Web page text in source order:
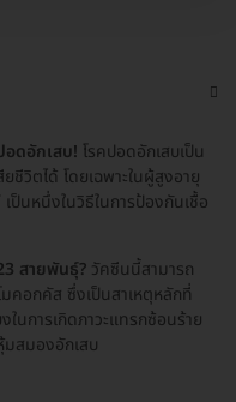
ดอักเสบ! โรคปอดอักเสบเป็น
ชีวิตได้ โดยเฉพาะในผู้สูงอายุ
ป็นหนึ่งในวิธีในการป้องกันเชื้อ
สายพันธุ์? วัคซีนนี้สามารถ
คอกคัส ซึ่งเป็นสาเหตุหลักที่
ในการเกิดภาวะแทรกซ้อนร้าย
มสมองอักเสบ